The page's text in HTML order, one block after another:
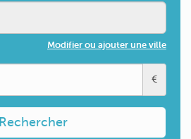
Modifier ou ajouter une ville
€
Rechercher